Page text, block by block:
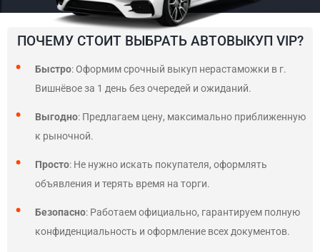
ПОЧЕМУ СТОИТ ВЫБРАТЬ АВТОВЫКУП VIP?
Быстро: Оформим срочный выкуп нерастаможки в г.
Вишнёвое за 1 день без очередей и ожиданий.
Выгодно: Предлагаем цену, максимально приближенную
к рыночной.
Просто: Не нужно искать покупателя, оформлять
объявления и терять время на торги.
Безопасно: Работаем официально, гарантируем полную
конфиденциальность и оформление всех документов.